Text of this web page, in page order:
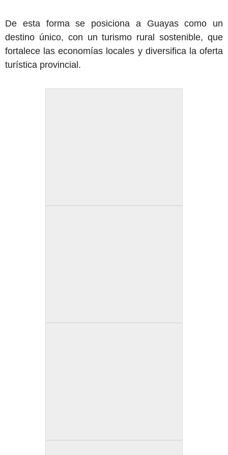
De esta forma se posiciona a Guayas como un
destino único, con un turismo rural sostenible, que
fortalece las economías locales y diversifica la oferta
turística provincial.